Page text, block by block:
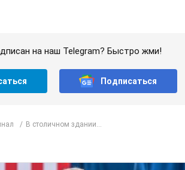
на наш Telegram? Быстро жми!
Подписаться
В столичном здании...